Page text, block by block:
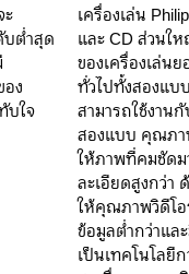
บต่ำสุด
ง
บใจ
เครื่องเล่น
และ CD ส่วนใ
ของเครื่องเล่น
ทั่วไปทั้งสองแบ
สามารถใช้งา
สองแบบ คุณภา
ให้ภาพที่คมชัดม
ละเอียดสูงกว่า
ให้คุณภาพวิดีโ
ข้อมูลต่ำกว่าแล
เป็นเทคโนโลยี